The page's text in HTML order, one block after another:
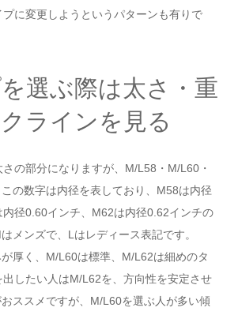
に変更しようというパターンも有りで
選ぶ際は太さ・重
ラインを見る
の部分になりますが、M/L58・M/L60・
の数字は内径を表しており、M58は内径
径0.60インチ、M62は内径0.62インチの
メンズで、Lはレディース表記です。
厚く、M/L60は標準、M/L62は細めのタ
したい人はM/L62を、方向性を安定させ
ススメですが、M/L60を選ぶ人が多い傾